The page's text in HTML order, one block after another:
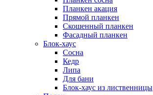
Планкен акация
Прямой планкен
Скошенный планкен
Фасадный планкен
Блок-хаус
Сосна
Кедр
Липа
Для бани
Блок-хаус из лиственницы